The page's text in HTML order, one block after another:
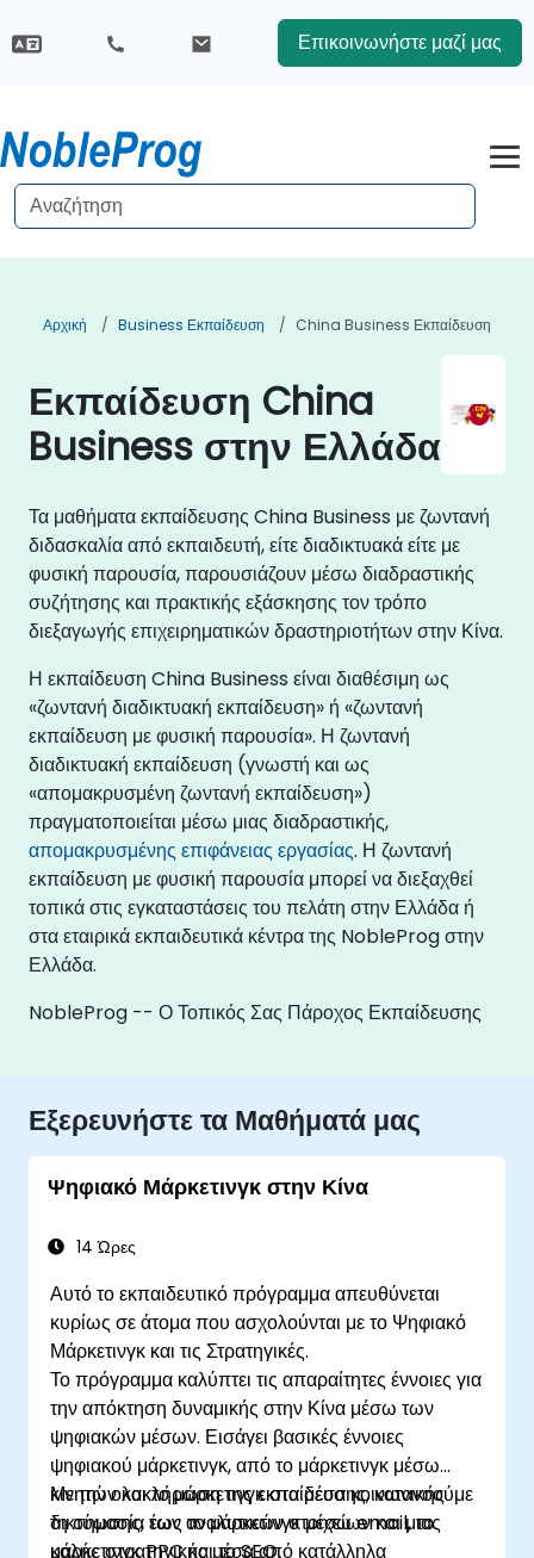
Επικοινωνήστε μαζί μας
Αρχική Business Εκπαίδευση China Business Εκπαίδευση
Εκπαίδευση China
Business στην Ελλάδα
Τα μαθήματα εκπαίδευσης China Business με ζωντανή
διδασκαλία από εκπαιδευτή, είτε διαδικτυακά είτε με
φυσική παρουσία, παρουσιάζουν μέσω διαδραστικής
συζήτησης και πρακτικής εξάσκησης τον τρόπο
διεξαγωγής επιχειρηματικών δραστηριοτήτων στην Κίνα.
Η εκπαίδευση China Business είναι διαθέσιμη ως
«ζωντανή διαδικτυακή εκπαίδευση» ή «ζωντανή
εκπαίδευση με φυσική παρουσία». Η ζωντανή
διαδικτυακή εκπαίδευση (γνωστή και ως
«απομακρυσμένη ζωντανή εκπαίδευση»)
πραγματοποιείται μέσω μιας διαδραστικής,
απομακρυσμένης επιφάνειας εργασίας. Η ζωντανή
εκπαίδευση με φυσική παρουσία μπορεί να διεξαχθεί
τοπικά στις εγκαταστάσεις του πελάτη στην Ελλάδα ή
στα εταιρικά εκπαιδευτικά κέντρα της NobleProg στην
Ελλάδα.
NobleProg -- Ο Τοπικός Σας Πάροχος Εκπαίδευσης
Εξερευνήστε τα Μαθήματά μας
Ψηφιακό Μάρκετινγκ στην Κίνα
14 Ώρες
Αυτό το εκπαιδευτικό πρόγραμμα απευθύνεται
κυρίως σε άτομα που ασχολούνται με το Ψηφιακό
Μάρκετινγκ και τις Στρατηγικές.
Το πρόγραμμα καλύπτει τις απαραίτητες έννοιες για
την απόκτηση δυναμικής στην Κίνα μέσω των
ψηφιακών μέσων. Εισάγει βασικές έννοιες
ψηφιακού μάρκετινγκ, από το μάρκετινγκ μέσω
κινητών και το μάρκετινγκ στα μέσα κοινωνικής
δικτύωσης, έως το μάρκετινγκ μέσω email, το
μάρκετινγκ PPC και το SEO.
Με την ολοκλήρωση της εκπαίδευσης, κατανοούμε
τη σημασία των αναλυτικών στοιχείων και μιας
καλής στρατηγικής μέσα από κατάλληλα